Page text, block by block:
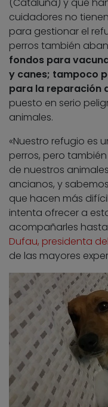
cuidadores no
para gestionar el
perros también
fondos para
y canes; tampoco
para la reparación
puesto en serio
animales.
«Nuestro refugio es
perros, pero
de nuestros
ancianos, y
que hacen más
intenta ofrecer a
acompañarles
Dufau, presidenta
de las mayores